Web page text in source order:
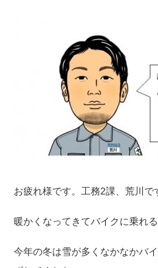
お疲れ様です。工務2課、荒川で
暖かくなってきてバイクに乗れ
今年の冬は雪が多くなかなかバ